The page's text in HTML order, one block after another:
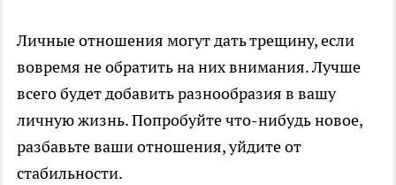
Личные отношения могут дать трещину, если
вовремя не обратить на них внимания. Лучше
всего будет добавить разнообразия в вашу
личную жизнь. Попробуйте что-нибудь новое,
разбавьте ваши отношения, уйдите от
стабильности.